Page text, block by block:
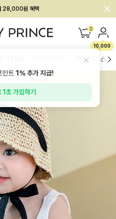
가입하면 ~60% 할인!
28,000원 혜택 0
10,000
하의/레깅스
인트1%추가 지급!
1초 가입하기